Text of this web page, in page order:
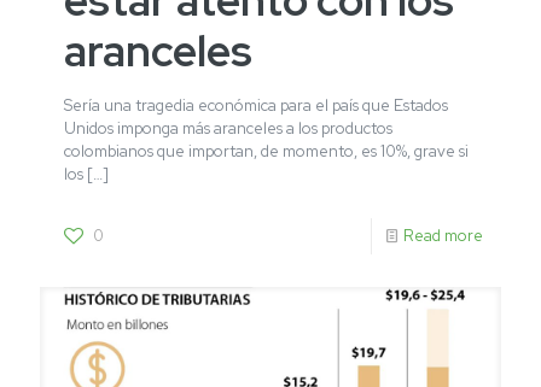
aranceles
Sería una tragedia económica para el país que Estados
Unidos imponga más aranceles a los productos
colombianos que importan, de momento, es 10%, grave si
los […]
0 Read more